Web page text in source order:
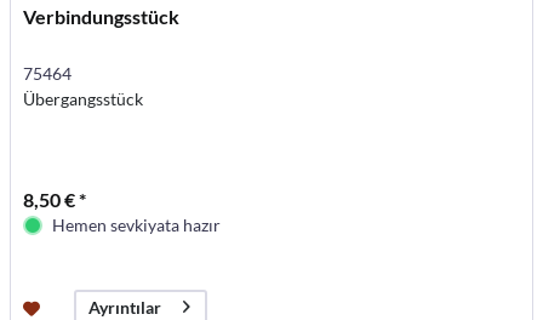
Verbindungsstück
75464
Übergangsstück
8,50 € *
Hemen sevkiyata hazır
Ayrıntılar